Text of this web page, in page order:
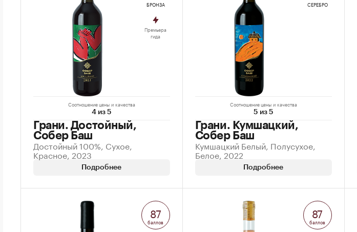
Соотношение цены и качества
4 из 5
Грани. Достойный,
Собер Баш
Достойный 100%, Сухое,
Красное, 2023
Подробнее
БРОНЗА
Премьера
гида
Соотношение цены и качества
5 из 5
Грани. Кумшацкий,
Собер Баш
Кумшацкий Белый, Полусухое,
Белое, 2022
Подробнее
СЕРЕБРО
87
баллов
87
баллов